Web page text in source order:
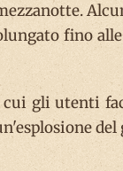
fino
gli utenti